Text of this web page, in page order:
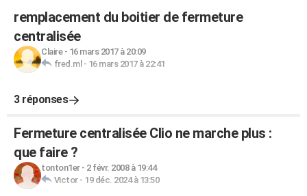
remplacement du boitier de fermeture
centralisée
Claire- 16 mars 2017 à 20:09
fred.ml - 16 mars 2017 à 22:41
3 réponses
Fermeture centralisée Clio ne marche plus :
que faire ?
tonton1er- 2 févr. 2008 à 19:44
Victor- 19 déc. 2024 à 13:50